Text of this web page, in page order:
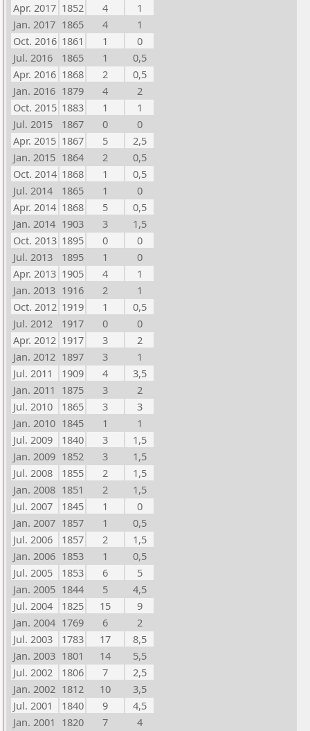
Apr. 2017 1852 4
1
Jan. 2017 1865 4
1
Oct. 2016 1861 1
0
Jul. 2016
1865 1
0,5
Apr. 2016 1868 2
0,5
Jan. 2016 1879 4
2
Oct. 2015 1883 1
1
Jul. 2015
1867 0
0
Apr. 2015 1867 5
2,5
Jan. 2015 1864 2
0,5
Oct. 2014 1868 1
0,5
Jul. 2014
1865 1
0
Apr. 2014 1868 5
0,5
Jan. 2014 1903 3
1,5
Oct. 2013 1895 0
0
Jul. 2013
1895 1
0
Apr. 2013 1905 4
1
Jan. 2013 1916 2
1
Oct. 2012 1919 1
0,5
Jul. 2012
1917 0
0
Apr. 2012 1917 3
2
Jan. 2012 1897 3
1
Jul. 2011
1909 4
3,5
Jan. 2011 1875 3
2
Jul. 2010
1865 3
3
Jan. 2010 1845 1
1
Jul. 2009
1840 3
1,5
Jan. 2009 1852 3
1,5
Jul. 2008
1855 2
1,5
Jan. 2008 1851 2
1,5
Jul. 2007
1845 1
0
Jan. 2007 1857 1
0,5
Jul. 2006
1857 2
1,5
Jan. 2006 1853 1
0,5
Jul. 2005
1853 6
5
Jan. 2005 1844 5
4,5
Jul. 2004
1825 15
9
Jan. 2004 1769 6
2
Jul. 2003
1783 17
8,5
Jan. 2003 1801 14
5,5
Jul. 2002
1806 7
2,5
Jan. 2002 1812 10
3,5
Jul. 2001
1840 9
4,5
Jan. 2001 1820 7
4